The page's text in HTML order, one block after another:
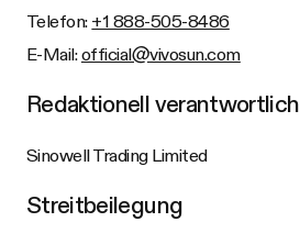
Telefon: +1 888-505-8486
E-Mail:official@vivosun.com
Redaktionell verantwortlich
Sinowell Trading Limited
Streitbeilegung